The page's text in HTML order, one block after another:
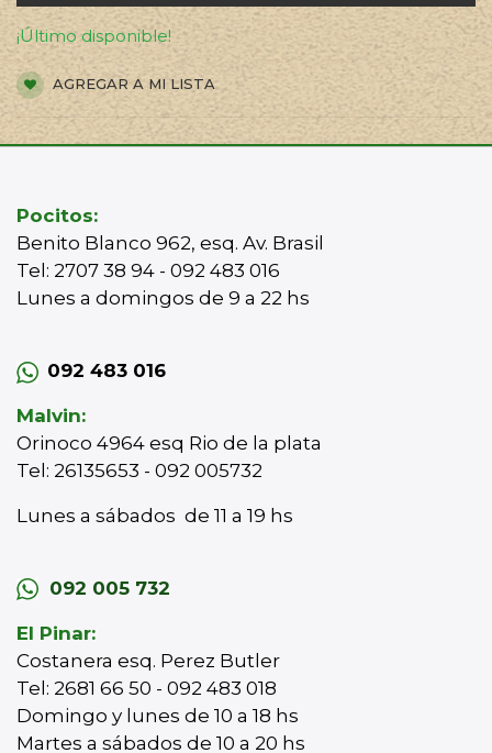
¡Último disponible!
AGREGAR A MI LISTA
Pocitos:
Benito Blanco 962, esq. Av. Brasil
Tel: 2707 38 94 - 092 483 016
Lunes a domingos de 9 a 22 hs
092 483 016
Malvin:
Orinoco 4964 esq Rio de la plata
Tel: 26135653 - 092 005732
Lunes a sábados de 11 a 19 hs
092 005 732
El Pinar:
Costanera esq. Perez Butler
Tel: 2681 66 50 - 092 483 018
Domingo y lunes de 10 a 18 hs
Martes a sábados de 10 a 20 hs